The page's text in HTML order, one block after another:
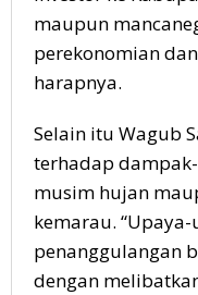
maupun
perekonomian
harapnya.
Selain itu Wagub
terhadap
musim hujan
kemarau.
penanggulangan
dengan